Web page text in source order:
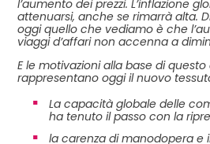
l’aumento dei prezzi. L’inflazione
attenuarsi, anche se rimarrà alta.
oggi quello che vediamo è che
viaggi d’affari non accenna a
E le motivazioni alla base di
rappresentano oggi il nuovo
La capacità globale delle
ha tenuto il passo con la
la carenza di manodopera e